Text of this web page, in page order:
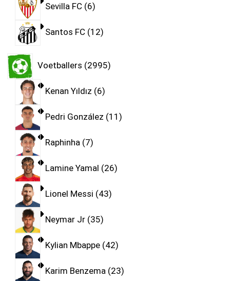
Sevilla FC 6
Santos FC 12
Voetballers 2995
Kenan Yıldız 6
Pedri González 11
Raphinha 7
Lamine Yamal 26
Lionel Messi 43
Neymar Jr 35
Kylian Mbappe 42
Karim Benzema 23